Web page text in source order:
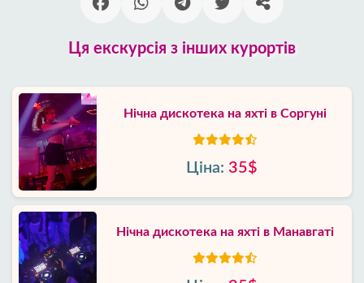
Ця екскурсія з інших курортів
Нічна дискотека на яхті в Соргуні
Ціна: 35$
Нічна дискотека на яхті в Манавгаті